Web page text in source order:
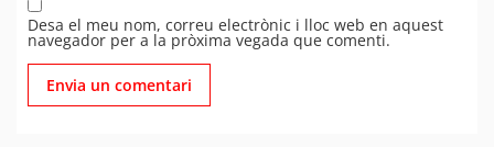
Desa el meu nom, correu electrònic i lloc web en aquest
navegador per a la pròxima vegada que comenti.